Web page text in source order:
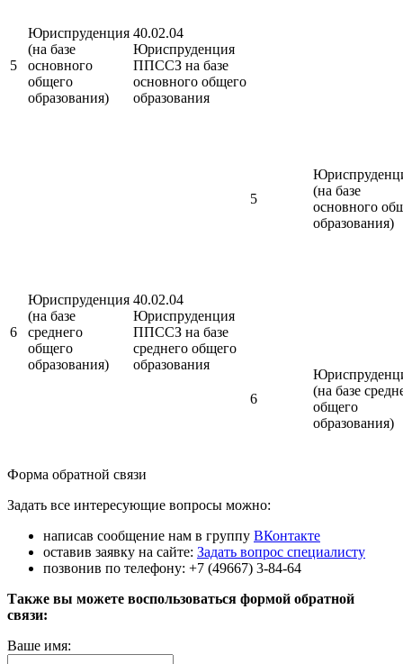
5
Юриспруденция
(на базе
основного
общего
образования)
40.02.04
Юриспруденция
ППССЗ на базе
основного общего
образования
5
(на базе
основного
образования)
6
Юриспруденция
(на базе
среднего
общего
образования)
40.02.04
Юриспруденция
ППССЗ на базе
среднего общего
образования
6
(на базе
общего
образования)
Форма обратной связи
Задать все интересующие вопросы можно:
написав сообщение нам в группу ВКонтакте
оставив заявку на сайте: Задать вопрос специалисту
позвонив по телефону: +7 (49667) 3-84-64
Также вы можете воспользоваться формой обратной
связи:
Ваше имя: